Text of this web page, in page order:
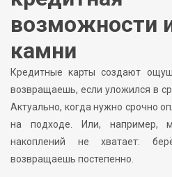
возможности
камни
Кредитные карты создают
возвращаешь, если уложился в
Актуально, когда нужно срочно
на подходе. Или, например,
накоплений не хватает:
возвращаешь постепенно.